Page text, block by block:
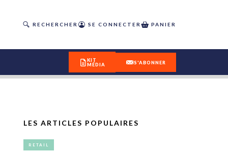
RECHERCHER SE CONNECTER PANIER
KIT
MÉDIA
S'ABONNER
LES ARTICLES POPULAIRES
RETAIL